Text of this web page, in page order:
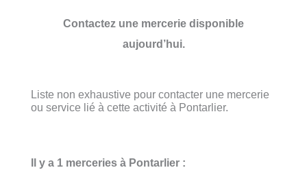
Contactez une mercerie disponible
aujourd’hui.
Liste non exhaustive pour contacter une mercerie
ou service lié à cette activité à Pontarlier.
Il y a 1 merceries à Pontarlier :